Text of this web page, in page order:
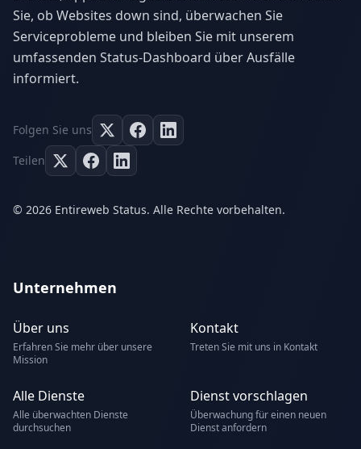
Sie, ob Websites down sind, überwachen Sie
Serviceprobleme und bleiben Sie mit unserem
umfassenden Status-Dashboard über Ausfälle
informiert.
Folgen Sie uns
Teilen
© 2026 Entireweb Status. Alle Rechte vorbehalten.
Unternehmen
Über uns
Erfahren Sie mehr über unsere
Mission
Kontakt
Treten Sie mit uns in Kontakt
Alle Dienste
Alle überwachten Dienste
durchsuchen
Dienst vorschlagen
Überwachung für einen neuen
Dienst anfordern